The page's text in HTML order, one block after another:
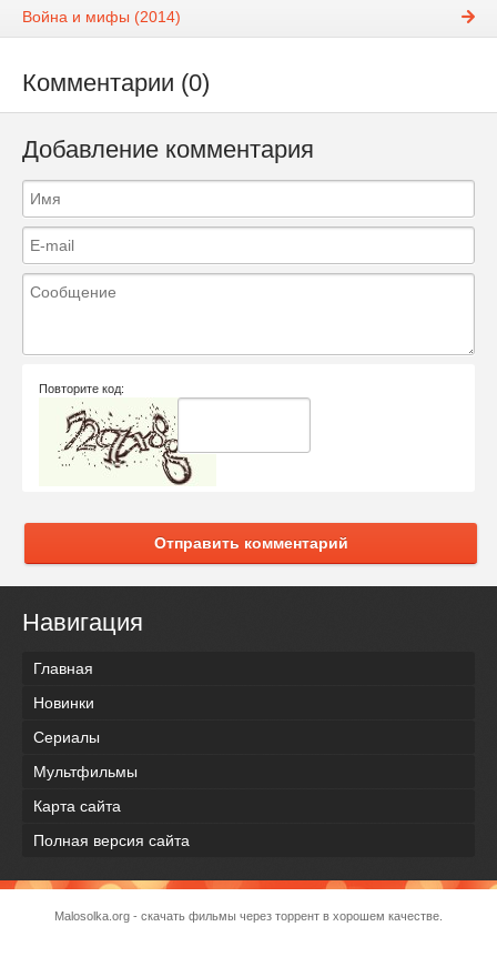
Война и мифы (2014)
Комментарии (0)
Добавление комментария
Повторите код:
Отправить комментарий
Навигация
Главная
Новинки
Сериалы
Мультфильмы
Карта сайта
Полная версия сайта
Malosolka.org - скачать фильмы через торрент в хорошем качестве.